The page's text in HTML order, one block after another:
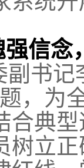
信念
副书记
，为
合典
树立